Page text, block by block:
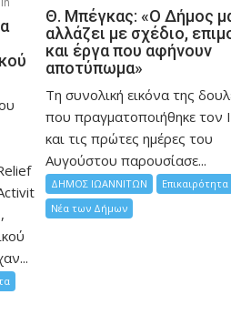
Θ. Μπέγκας: «Ο Δήμος
αλλάζει με σχέδιο,
και έργα που αφήνουν
αποτύπωμα»
Τη συνολική εικόνα της
που πραγματοποιήθηκε τον
και τις πρώτες ημέρες του
Αυγούστου παρουσίασε...
ΔΗΜΟΣ ΙΩΑΝΝΙΤΩΝ
Επικαιρότητα
Νέα των Δήμων